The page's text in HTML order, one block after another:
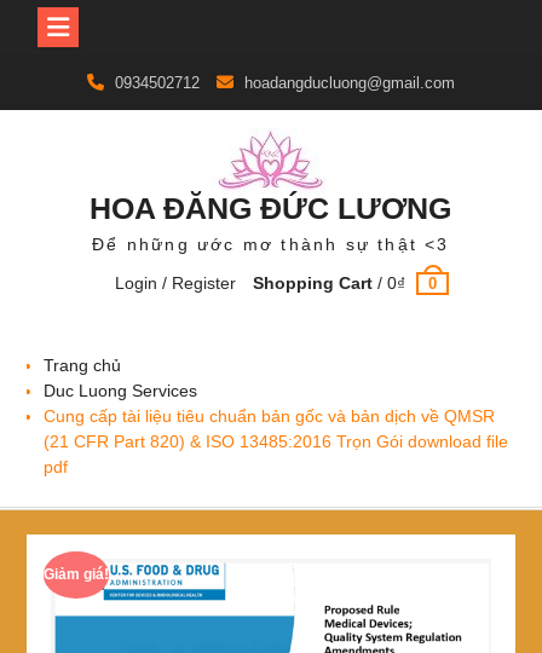
content
0934502712 hoadangducluong@gmail.com
HOA ĐĂNG ĐỨC LƯƠNG
Để những ước mơ thành sự thật <3
Login / Register
Shopping Cart /0₫ 0
Trang chủ
Duc Luong Services
Cung cấp tài liệu tiêu chuẩn bản gốc và bản dịch về QMSR
(21 CFR Part 820) & ISO 13485:2016 Trọn Gói download file
pdf
Giảm giá!